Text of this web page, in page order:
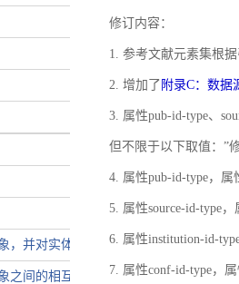
，并对实体对象命名
之间的相互关系，定义实体对象之间的
修订内容：
1. 参考文献元素集根
2. 增加了 附录C：数据
3. 属性pub-id-type、
但不限于以下取值：”
4. 属性pub-id-type，属
5. 属性source-id-type
6. 属性institution-id-
7. 属性conf-id-type，